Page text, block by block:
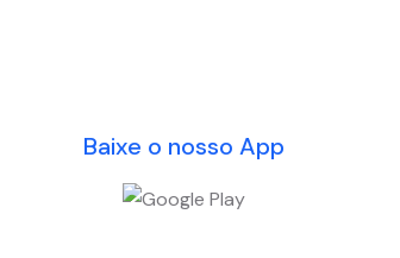
Baixe o nosso App